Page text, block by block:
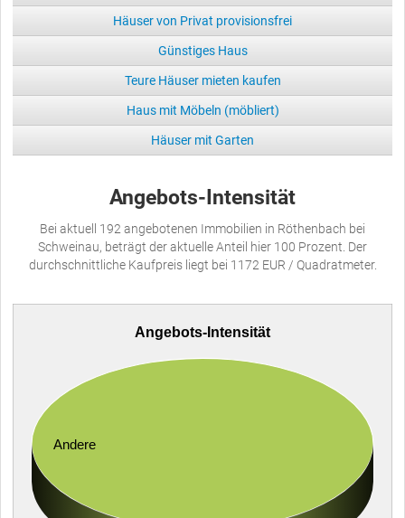
Häuser von Privat provisionsfrei
Günstiges Haus
Teure Häuser mieten kaufen
Haus mit Möbeln (möbliert)
Häuser mit Garten
Angebots-Intensität
Bei aktuell 192 angebotenen Immobilien in Röthenbach bei
Schweinau, beträgt der aktuelle Anteil hier 100 Prozent. Der
durchschnittliche Kaufpreis liegt bei 1172 EUR / Quadratmeter.
Angebots-Intensität
Andere